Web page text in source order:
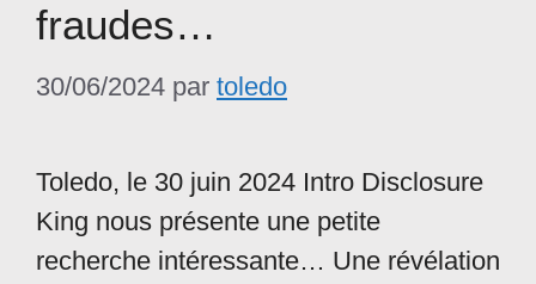
fraudes…
30/06/2024 par toledo
Toledo, le 30 juin 2024 Intro Disclosure
King nous présente une petite
recherche intéressante… Une révélation